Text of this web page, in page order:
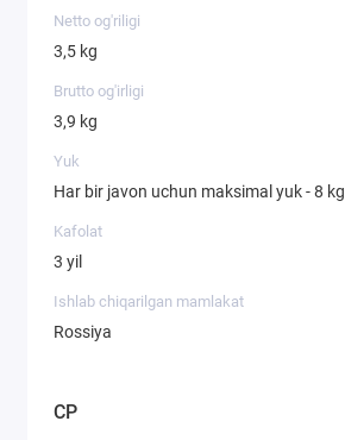
Netto og'riligi
3,5 kg
Brutto og'irligi
3,9 kg
Yuk
Har bir javon uchun maksimal yuk - 8 kg
Kafolat
3 yil
Ishlab chiqarilgan mamlakat
Rossiya
CP